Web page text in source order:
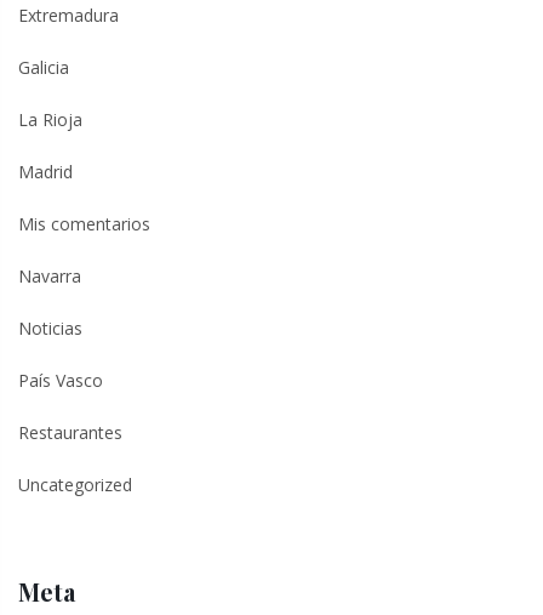
Extremadura
Galicia
La Rioja
Madrid
Mis comentarios
Navarra
Noticias
País Vasco
Restaurantes
Uncategorized
Meta